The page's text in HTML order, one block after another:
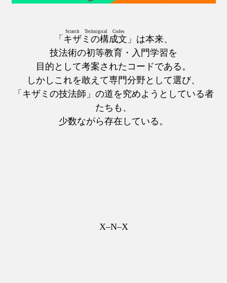
「 キザミの構成文
Scratch Technigical Codes
」は本来、
技法術の初等教育・入門学習を
目的として考案されたコードである。
しかしこれを敢えて専門分野として選び、
「キザミの技法師」の道を究めようとしている者
たちも、
少数ながら存在している。
X–N–X